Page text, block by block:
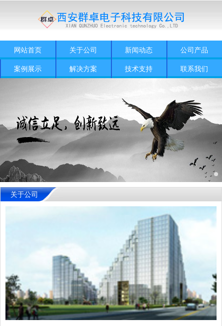
网站首页 关于公司 新闻动态 公司产品
案例展示 解决方案 技术支持 联系我们
关于公司